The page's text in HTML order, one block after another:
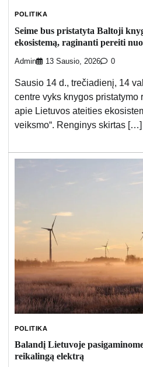
POLITIKA
Seime bus pristatyta Baltoji
ekosistemą, raginanti pereiti
Admin 13 Sausio, 2026 0
Sausio 14 d., trečiadienį, 14
centre vyks knygos pristatymo
apie Lietuvos ateities
veiksmo“. Renginys skirtas […]
POLITIKA
Balandį Lietuvoje
reikalingą elektrą